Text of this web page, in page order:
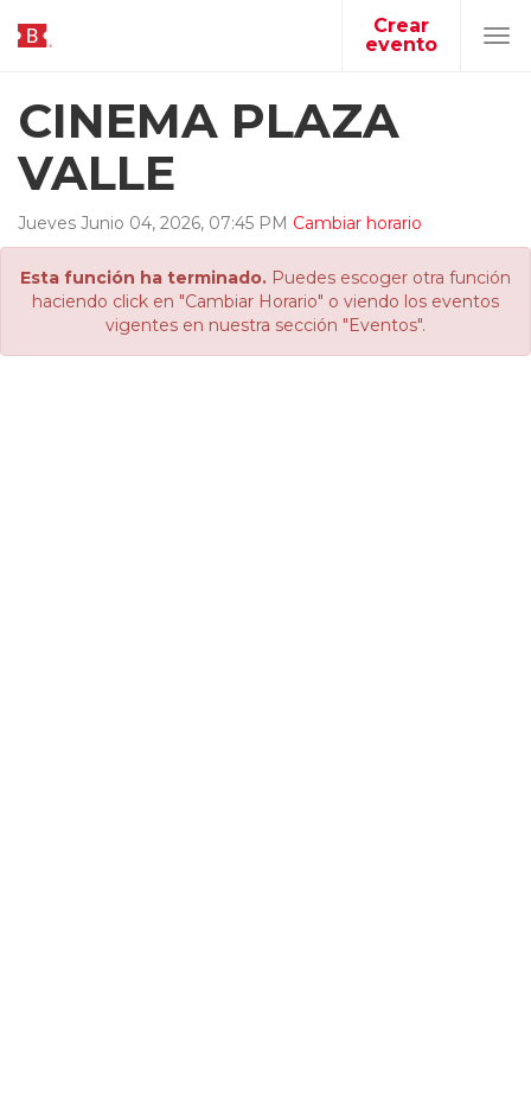
Crear
evento
CINEMA PLAZA
VALLE
Jueves Junio 04, 2026, 07:45 PM Cambiar horario
Esta función ha terminado. Puedes escoger otra función
haciendo click en "Cambiar Horario" o viendo los eventos
vigentes en nuestra sección "Eventos".